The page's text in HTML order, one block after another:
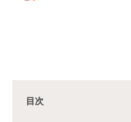
目次